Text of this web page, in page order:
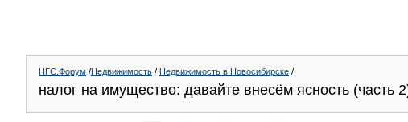
НГС.Форум /Недвижимость / Недвижимость в Новосибирске /
налог на имущество: давайте внесём ясность (часть